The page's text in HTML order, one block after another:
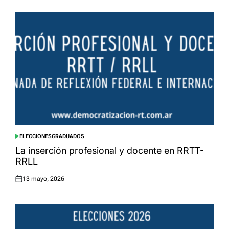
POSTED
IN
ELECCIONESGRADUADOS
La inserción profesional y docente en RRTT-
RRLL
Posted
13 mayo, 2026